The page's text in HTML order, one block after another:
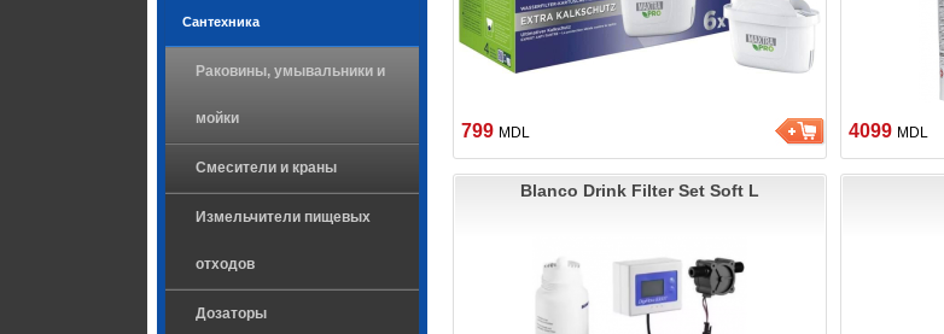
Сантехника
Раковины, умывальники и
мойки
Смесители и краны
Измельчители пищевых
отходов
Дозаторы
799 MDL 4099 MDL
Blanco Drink Filter Set Soft L